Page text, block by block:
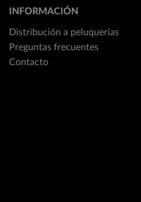
INFORMACIÓN
Distribución a peluquerías
Preguntas frecuentes
Contacto